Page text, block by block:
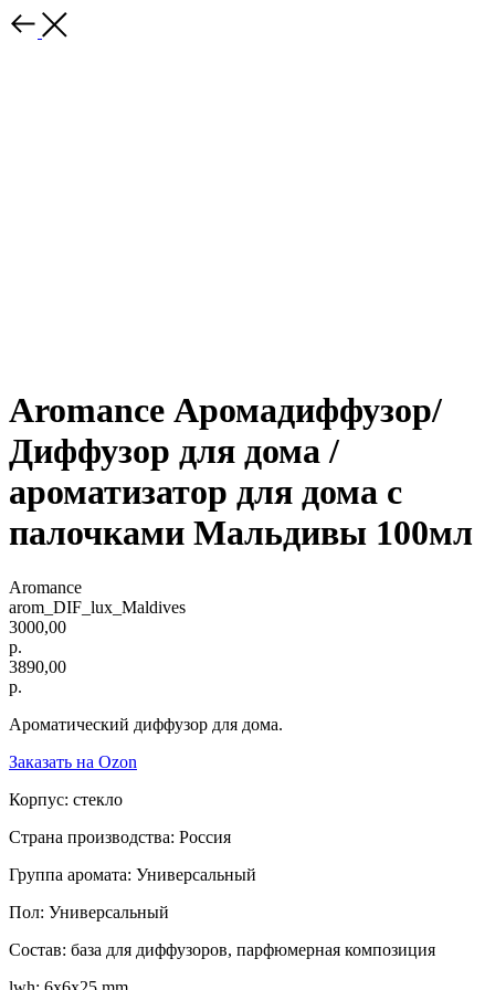
Aromance Аромадиффузор/
Диффузор для дома /
ароматизатор для дома с
палочками Мальдивы 100мл
Aromance
arom_DIF_lux_Maldives
3000,00
р.
3890,00
р.
Ароматический диффузор для дома.
Заказать на Ozon
Корпус: стекло
Страна производства: Россия
Группа аромата: Универсальный
Пол: Универсальный
Состав: база для диффузоров, парфюмерная композиция